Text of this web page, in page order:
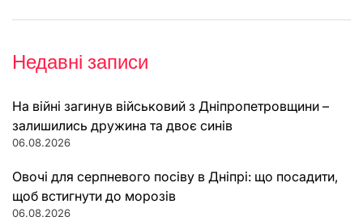
Недавні записи
На війні загинув військовий з Дніпропетровщини –
залишились дружина та двоє синів
06.08.2026
Овочі для серпневого посіву в Дніпрі: що посадити,
щоб встигнути до морозів
06.08.2026